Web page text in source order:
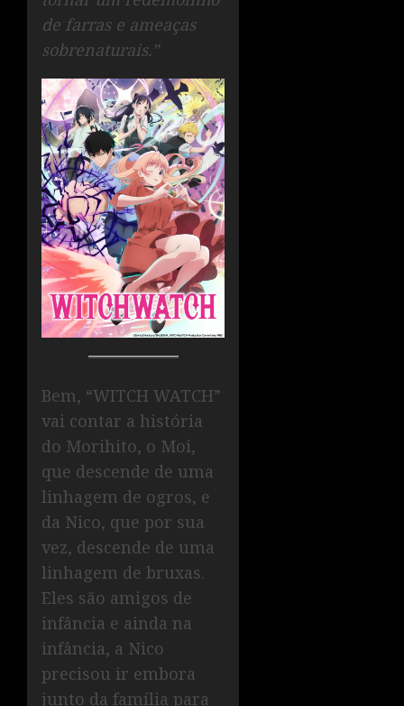
de farras e ameaças
sobrenaturais.”
Bem, “WITCH WATCH”
vai contar a história
do Morihito, o Moi,
que descende de uma
linhagem de ogros, e
da Nico, que por sua
vez, descende de uma
linhagem de bruxas.
Eles são amigos de
infância e ainda na
infância, a Nico
precisou ir embora
junto da família para